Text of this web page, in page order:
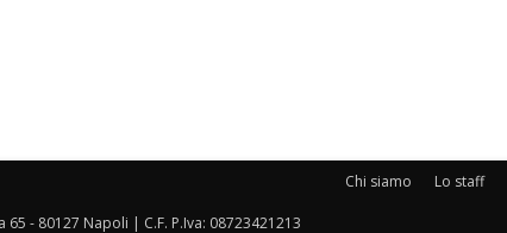
Chi siamo Lo staff
- 80127 Napoli | C.F. P.Iva: 08723421213